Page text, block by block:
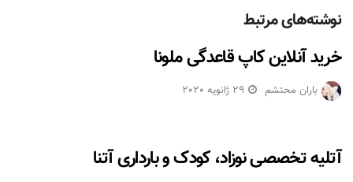
نوشته‌های مرتبط
خرید آنلاین کاپ قاعدگی ملونا
باران محتشم 29 ژانویه 2020
آتلیه تخصصی نوزاد، کودک و بارداری آتنا